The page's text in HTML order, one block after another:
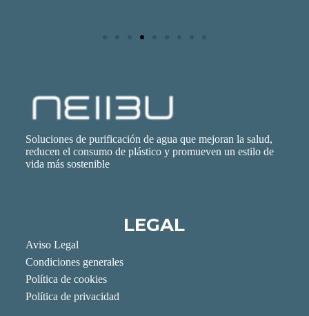
Soluciones de purificación de agua que mejoran la salud,
reducen el consumo de plástico y promueven un estilo de
vida más sostenible
LEGAL
Aviso Legal
Condiciones generales
Política de cookies
Política de privacidad